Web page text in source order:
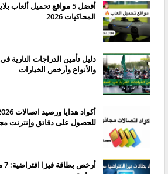
المحاكيات 2026
دليل تأمين الدراجات النارية
والأنواع وأرخص الخيارات
للحصول على دقائق وإنترنت